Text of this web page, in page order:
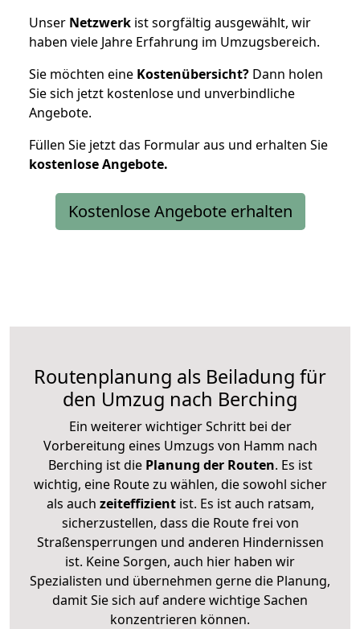
Unser Netzwerk ist sorgfältig ausgewählt, wir
haben viele Jahre Erfahrung im Umzugsbereich.
Sie möchten eine Kostenübersicht? Dann holen
Sie sich jetzt kostenlose und unverbindliche
Angebote.
Füllen Sie jetzt das Formular aus und erhalten Sie
kostenloseAngebote.
Kostenlose Angebote erhalten
Routenplanung als Beiladung für
den Umzug nach Berching
Ein weiterer wichtiger Schritt bei der
Vorbereitung eines Umzugs von Hamm nach
Berching ist diePlanung der Routen. Es ist
wichtig, eine Route zu wählen, die sowohl sicher
als auch zeiteffizientist. Es ist auch ratsam,
sicherzustellen, dass die Route frei von
Straßensperrungen und anderen Hindernissen
ist. Keine Sorgen, auch hier haben wir
Spezialisten und übernehmen gerne die Planung,
damit Sie sich auf andere wichtige Sachen
konzentrieren können.